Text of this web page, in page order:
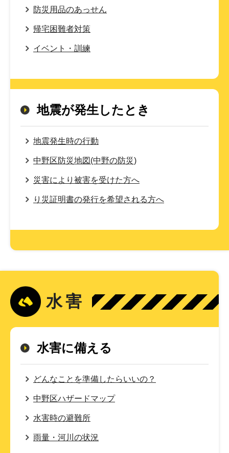
防災用品のあっせん
帰宅困難者対策
イベント・訓練
地震が発生したとき
地震発生時の行動
中野区防災地図(中野の防災)
災害により被害を受けた方へ
り災証明書の発行を希望される方へ
水害
水害に備える
どんなことを準備したらいいの？
中野区ハザードマップ
水害時の避難所
雨量・河川の状況